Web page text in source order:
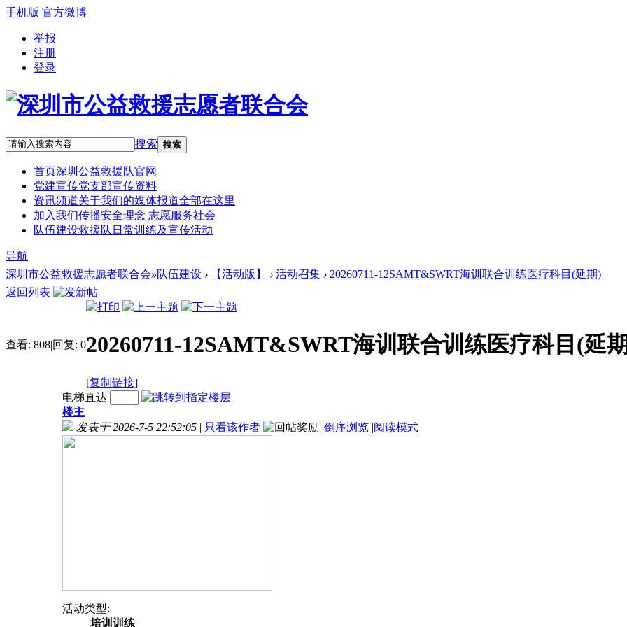
手机版 官方微博
举报
注册
登录
搜索 搜索
首页深圳公益救援队官网
党建宣传党支部宣传资料
资讯频道关于我们的媒体报道全部在这里
加入我们传播安全理念 志愿服务社会
队伍建设救援队日常训练及宣传活动
导航
深圳市公益救援志愿者联合会»队伍建设 › 【活动版】 › 活动召集 › 20260711-12SAMT&SWRT海训联合训练医疗科目(延期)
返回列表
查看: 808|回复: 020260711-12SAMT&SWRT海训联合训练医疗科目(延
[复制链接]
电梯直达
楼主
发表于 2026-7-5 22:52:05 | 只看该作者 |倒序浏览 |阅读模式
活动类型:
培训训练